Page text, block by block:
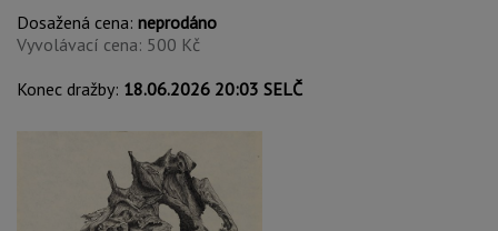
Dosažená cena: neprodáno
Vyvolávací cena: 500 Kč
Konec dražby: 18.06.2026 20:03 SELČ